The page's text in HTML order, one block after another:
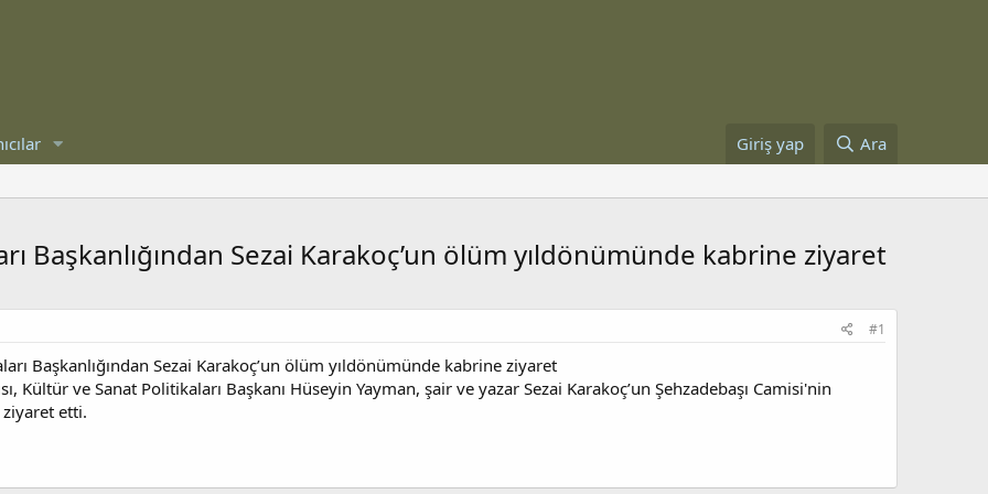
Giriş yap Ara
Başkanlığından Sezai Karakoç’un ölüm yıldönümünde kabrine ziyaret
#1
Başkanlığından Sezai Karakoç’un ölüm yıldönümünde kabrine ziyaret
Kültür ve Sanat Politikaları Başkanı Hüseyin Yayman, şair ve yazar Sezai Karakoç’un Şehzadebaşı Camisi'nin
etti.